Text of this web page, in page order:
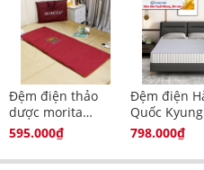
Đệm điện thảo
dược morita
(60x150cm)
595.000₫
Đệm điện
Quốc
tuyết nhung
798.000₫